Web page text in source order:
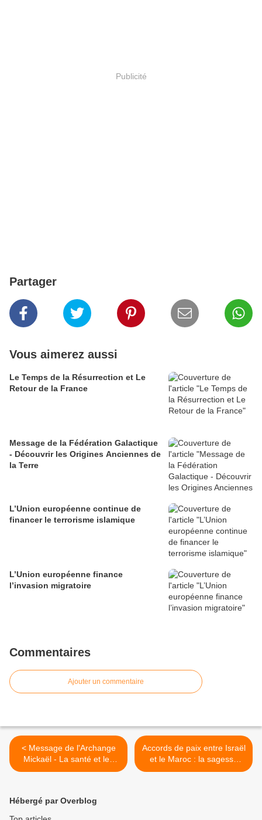
Publicité
Partager
Vous aimerez aussi
Le Temps de la Résurrection et Le
Retour de la France
Message de la Fédération Galactique
- Découvrir les Origines Anciennes de
la Terre
L’Union européenne continue de
financer le terrorisme islamique
L’Union européenne finance
l’invasion migratoire
Commentaires
Ajouter un commentaire
< Message de l'Archange
Mickaël - La santé et les
symptômes de l’ascension
Accords de paix entre Israël
et le Maroc : la sagesse
d’un roi >
Hébergé par Overblog